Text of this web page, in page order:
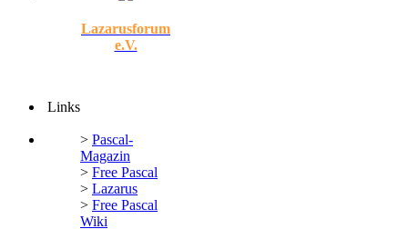
Lazarusforum
e.V.
Links
> Pascal-
Magazin
> Free Pascal
> Lazarus
> Free Pascal
Wiki